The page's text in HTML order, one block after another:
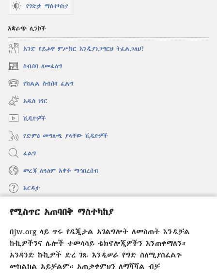
የሚስጥር አጠባበቅ ማስተካከያ
በjw.org ላይ ጥሩ የዲጂታል አገልግሎት ለመስጠት እንዲቻል
ኩኪዎችንና ሌሎች ተመሳሳይ ቴክኖሎጂዎችን እንጠቀማለን።
አንዳንድ ኩኪዎች ድረ ገጹ እንዲሠራ የግድ ስለሚያስፈልጉ
መከልከል አይቻልም። አጠቃቀምህን ለማሻሻል ብቻ
የገጽታ ማስተካከያ
አቋራጭ ሊንኮች
አንድ የይሖዋ ምሥክር እንዲያነጋግርህ ትፈልጋለህ?
ስብሰባ ለመፈለግ
(አዲስ
ዊንዶው
ክፈት)
የክልል ስብሰባ ፈልግ
(አዲስ
ዊንዶው
ክፈት)
አዲስ ነገር
ቪዲዮዎች
የድምፅ መግለጫ ያላቸው ቪዲዮዎች
ፈልግ
መረጃ ለዓለም አቀፉ ማኅበረሰብ
እርዳታ
መዋጮዎች
(አዲስ
ክፈት)
የመጠበቂያ ግንብ የኢንተርኔት ቤተ መጻሕፍት
(አዲስ
ዊንዶው
®
(አዲስ